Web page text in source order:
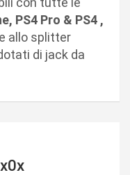
PS4 Pro & PS4 ,
allo splitter
di jack da